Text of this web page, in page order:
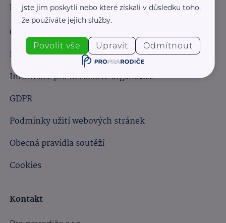
Důležité odkazy
Obchodní podmínky
Informace pro obchodní partnery
Informace pro neziskové organizace
GDPR
Podmínky užití webových stránek
Obecná pravidla soutěží
Cookies
Kontakt
jste jim poskytli nebo které získali v důsledku toho,
že používáte jejich služby.
Povolit vše Upravit Odmítnout